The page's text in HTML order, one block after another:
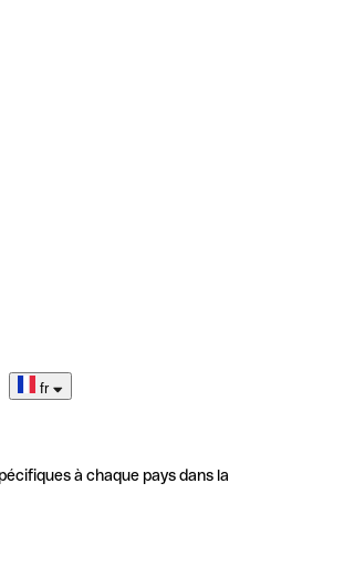
fr
à chaque pays dans la